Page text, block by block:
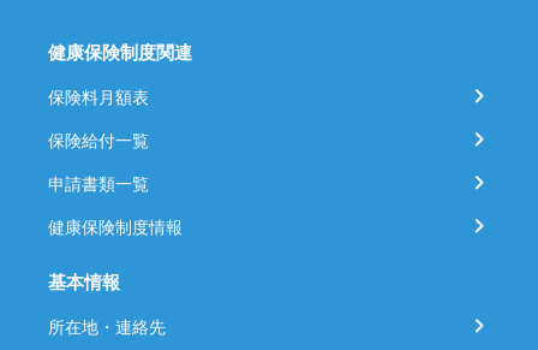
健康保険制度関連
保険料月額表
保険給付一覧
申請書類一覧
健康保険制度情報
基本情報
所在地・連絡先